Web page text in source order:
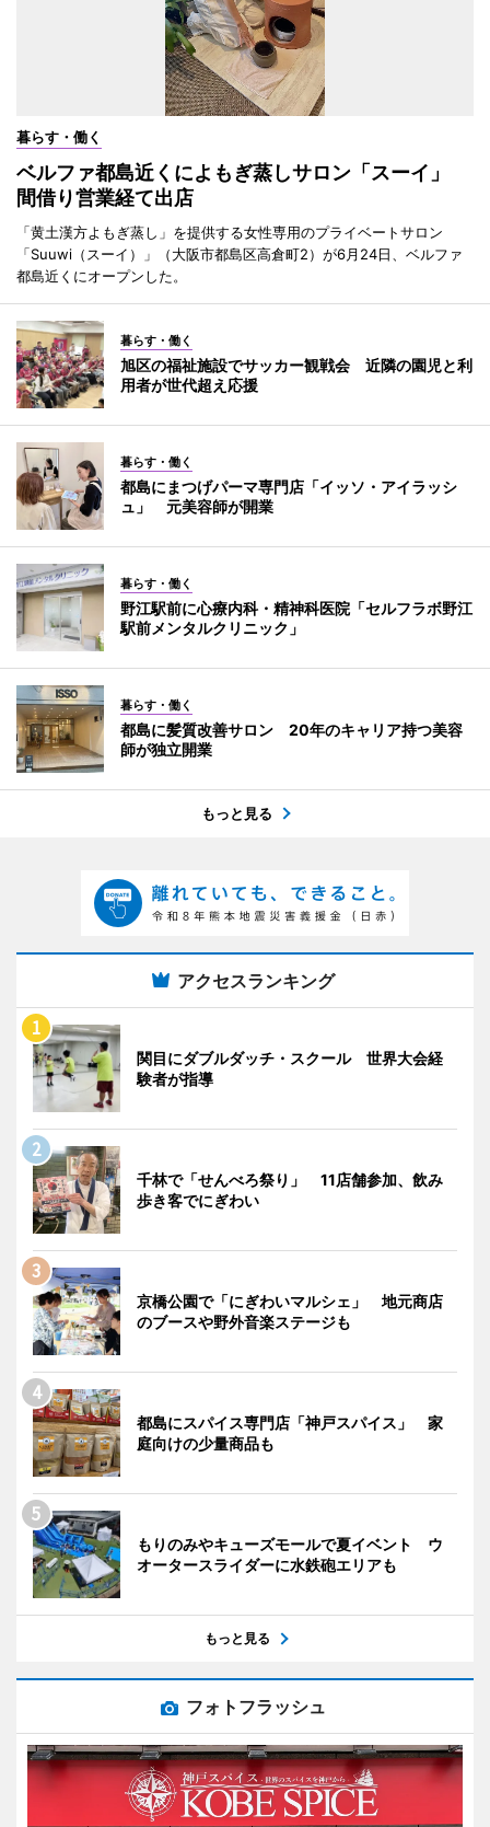
暮らす・働く
ベルファ都島近くによもぎ蒸しサロン「スーイ」
間借り営業経て出店
「黄土漢方よもぎ蒸し」を提供する女性専用のプライベートサロン
「Suuwi（スーイ）」（大阪市都島区高倉町2）が6月24日、ベルファ
都島近くにオープンした。
暮らす・働く
旭区の福祉施設でサッカー観戦会 近隣の園児と利
用者が世代超え応援
暮らす・働く
都島にまつげパーマ専門店「イッソ・アイラッシ
ュ」 元美容師が開業
暮らす・働く
野江駅前に心療内科・精神科医院「セルフラボ野江
駅前メンタルクリニック」
暮らす・働く
都島に髪質改善サロン 20年のキャリア持つ美容
師が独立開業
もっと見る
アクセスランキング
関目にダブルダッチ・スクール 世界大会経
験者が指導
千林で「せんべろ祭り」 11店舗参加、飲み
歩き客でにぎわい
京橋公園で「にぎわいマルシェ」 地元商店
のブースや野外音楽ステージも
都島にスパイス専門店「神戸スパイス」 家
庭向けの少量商品も
もりのみやキューズモールで夏イベント ウ
オータースライダーに水鉄砲エリアも
もっと見る
フォトフラッシュ